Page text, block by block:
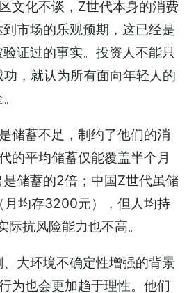
文化不谈，Z世代本身的消费
市场的乐观预期，这已经是
证过的事实。投资人不能只
，就认为所有面向年轻人的
储蓄不足，制约了他们的消
的平均储蓄仅能覆盖半个月
储蓄的2倍；中国Z世代虽储
月均存3200元），但人均持
抗风险能力也不高。
大环境不确定性增强的背景
为也会更加趋于理性。他们